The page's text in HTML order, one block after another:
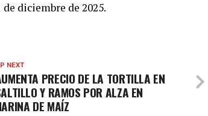
diciembre de 2025.
NEXT
PRECIO DE LA TORTILLA EN
Y RAMOS POR ALZA EN
DE MAÍZ